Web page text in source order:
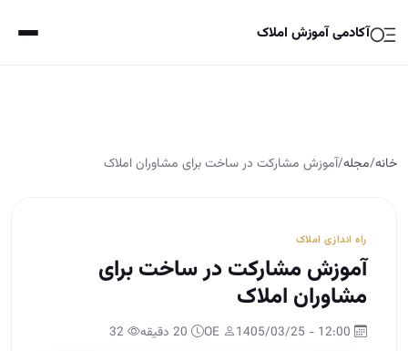
آکادمی آموزش املاک
خانه/مجله/آموزش مشارکت در ساخت برای مشاوران املاک
راه اندازی املاک
آموزش مشارکت در ساخت برای
مشاوران املاک